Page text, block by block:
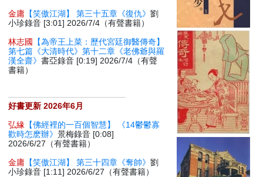
金庸 【笑傲江湖】 第三十五章《復仇》劉
小珍錄音 [3:01] 2026/7/4（有聲書籍）
林志國
【為帝王上菜：歷代宮廷御醫傳奇】
第七篇《大清時代》第十二章《老佛爺與羅
漢全齋》書亞錄音 [0:19] 2026/7/4（有聲
書籍）
好書更新 2026年6月
弘緣 【佛經裡的一百個智慧】 《14鬱鬱寡
歡時怎麽辦》景梅錄音 [0:08]
2026/6/27（有聲書籍）
金庸 【笑傲江湖】 第三十四章《奪帥》劉
小珍錄音 [1:11] 2026/6/27（有聲書籍）